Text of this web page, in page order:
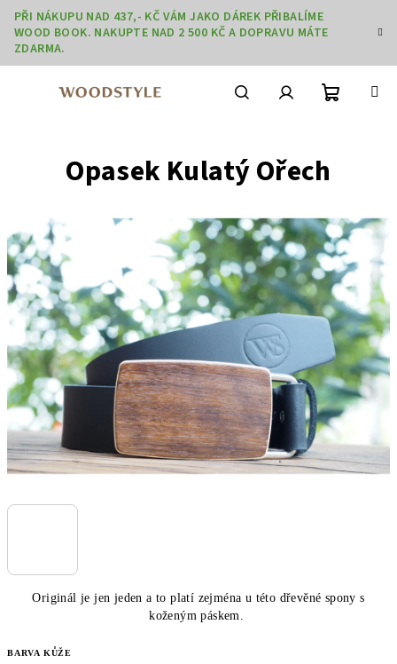
Přejít
obsah
PŘI NÁKUPU NAD 437,- KČ VÁM JAKO DÁREK PŘIBALÍME
WOOD BOOK. NAKUPTE NAD 2 500 KČ A DOPRAVU MÁTE
ZDARMA.
Originál je jen jeden a to platí zejména u této dřevěné spony s
koženým páskem.
BARVA KŮŽE
Opasek Kulatý Ořech